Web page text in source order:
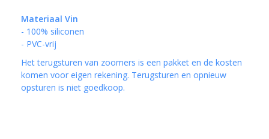
Materiaal Vin
- 100% siliconen
- PVC-vrij
Het terugsturen van zoomers is een pakket en de kosten
komen voor eigen rekening. Terugsturen en opnieuw
opsturen is niet goedkoop.